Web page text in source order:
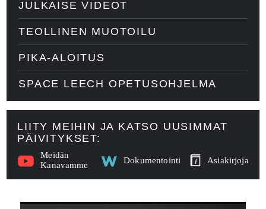
JULKAISE VIDEOT
TEOLLINEN MUOTOILU
PIKA-ALOITUS
SPACE LEECH OPETUSOHJELMA
LIITY MEIHIN JA KATSO UUSIMMAT
PÄIVITYKSET:
Meidän
Kanavamme
Dokumentointi Asiakirjoja